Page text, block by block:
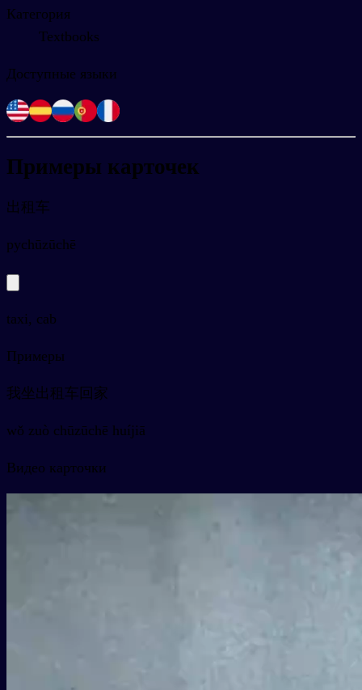
Категория
Textbooks
Доступные языки
Примеры карточек
出租车
pychūzūchē
taxi, cab
Примеры
我坐出租车回家
wǒ zuò chūzūchē huíjiā
Видео карточки